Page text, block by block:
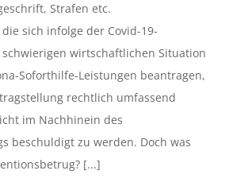
Strafen etc.
sich infolge der Covid-19-
wirtschaftlichen Situation
Soforthilfe-Leistungen beantragen,
rechtlich umfassend
im Nachhinein des
beschuldigt zu werden. Doch was
[...]